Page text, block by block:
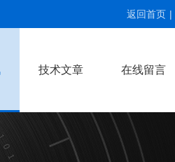
返回首页 |
技术文章 在线留言